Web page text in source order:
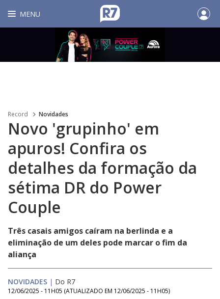
MENU
Record Novidades
Novo 'grupinho' em
apuros! Confira os
detalhes da formação da
sétima DR do Power
Couple
Três casais amigos caíram na berlinda e a
eliminação de um deles pode marcar o fim da
aliança
NOVIDADES | Do R7
12/06/2025 - 11H05 (ATUALIZADO EM 12/06/2025 - 11H05)